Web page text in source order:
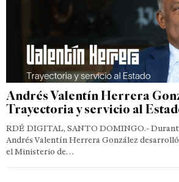
Andrés Valentín Herrera
Trayectoria y servicio al
RDÉ DIGITAL, SANTO DOMINGO.-
Andrés Valentín Herrera González
el Ministerio de…